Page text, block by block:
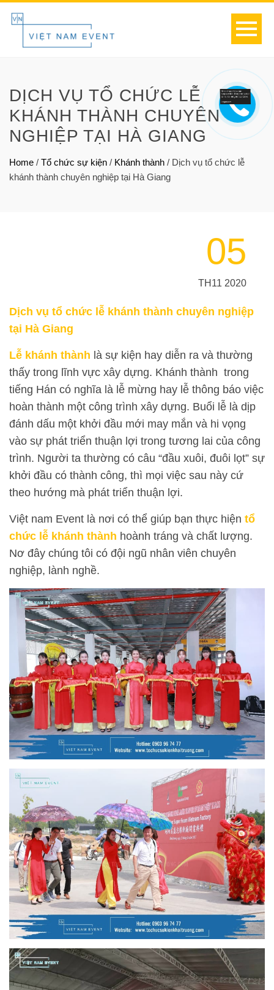
DỊCH VỤ TỔ CHỨC LỄ
KHÁNH THÀNH CHUYÊN
NGHIỆP TẠI HÀ GIANG
Home / Tổ chức sự kiện / Khánh thành / Dịch vụ tổ chức lễ
khánh thành chuyên nghiệp tại Hà Giang
05
TH11 2020
Dịch vụ tổ chức lễ khánh thành chuyên nghiệp
tại Hà Giang
Lễ khánh thành là sự kiện hay diễn ra và thường
thấy trong lĩnh vực xây dựng. Khánh thành trong
tiếng Hán có nghĩa là lễ mừng hay lễ thông báo việc
hoàn thành một công trình xây dựng. Buổi lễ là dịp
đánh dấu một khởi đầu mới may mắn và hi vọng
vào sự phát triển thuận lợi trong tương lai của công
trình. Người ta thường có câu “đầu xuôi, đuôi lọt” sự
khởi đầu có thành công, thì mọi việc sau này cứ
theo hướng mà phát triển thuận lợi.
Việt nam Event là nơi có thể giúp bạn thực hiện tổ
chức lễ khánh thành hoành tráng và chất lượng.
Nơ đây chúng tôi có đội ngũ nhân viên chuyên
nghiệp, lành nghề.